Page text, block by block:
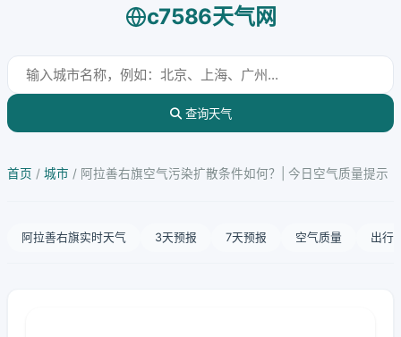
c7586天气网
查询天气
首页 / 城市 / 阿拉善右旗空气污染扩散条件如何？| 今日空气质量提示
阿拉善右旗实时天气 3天预报 7天预报 空气质量 出行